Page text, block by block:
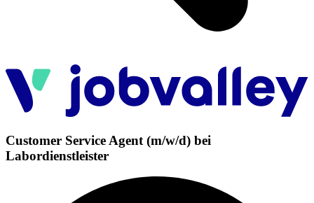
Customer Service Agent (m/w/d) bei
Labordienstleister